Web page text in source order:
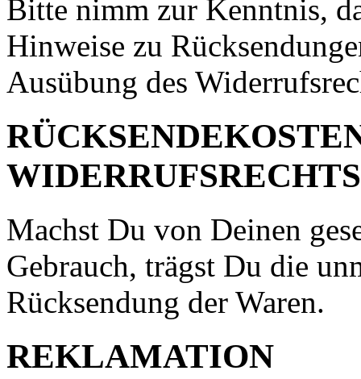
Bitte nimm zur Kenntnis,
Hinweise zu
Ausübung des
WIDERRUFSRECHTS
Machst Du von Deinen
Gebrauch, trägst Du die
Rücksendung der Waren.
REKLAMATION